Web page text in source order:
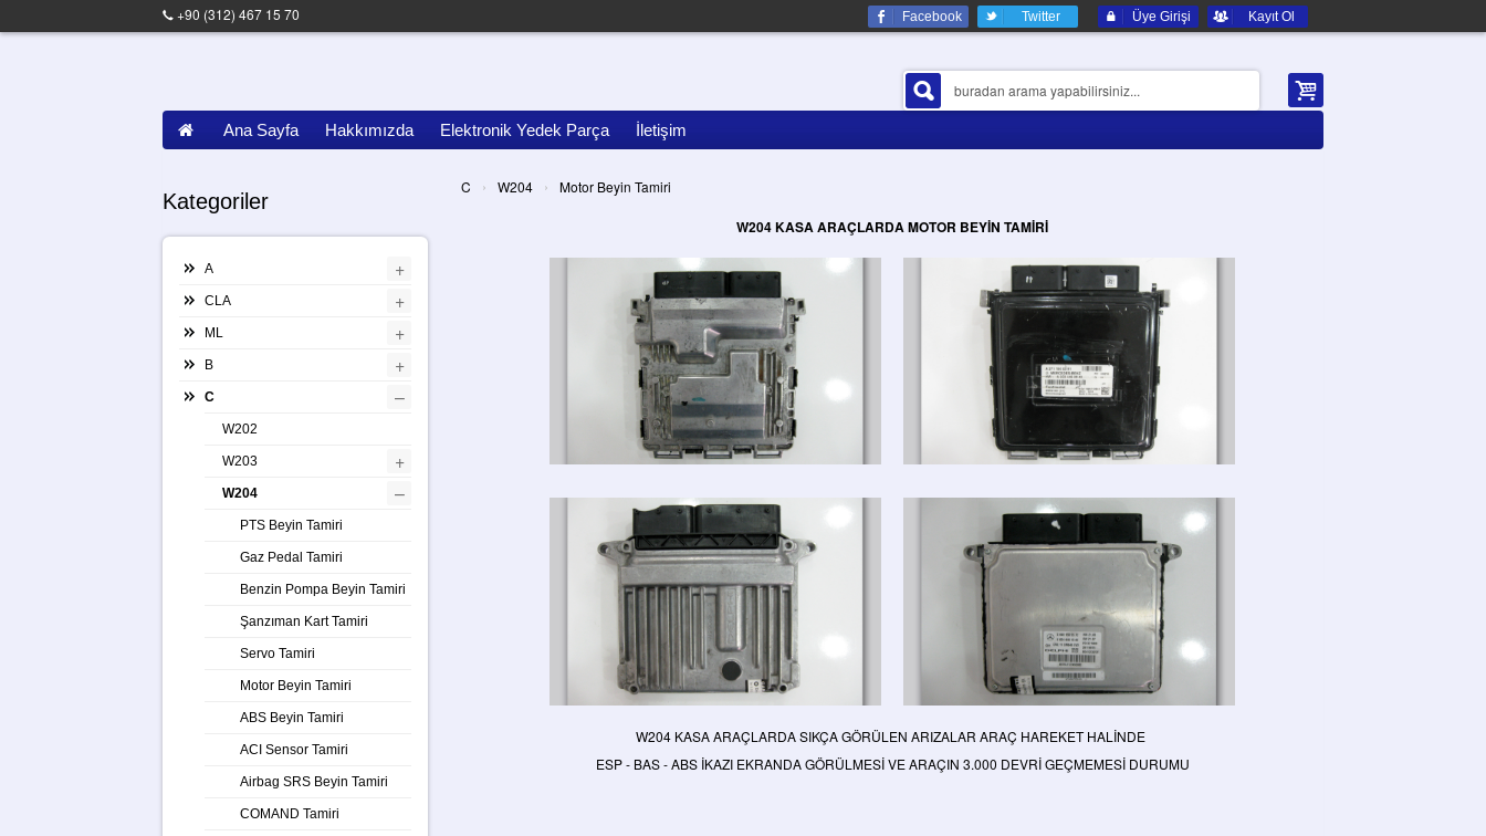
+90 (312) 467 15 70 Facebook Twitter Üye Girişi Kayıt Ol
Ana Sayfa Hakkımızda Elektronik Yedek Parça İletişim
C › W204 › Motor Beyin Tamiri
W204 KASA ARAÇLARDA MOTOR BEYİN TAMİRİ
W204 KASA ARAÇLARDA SIKÇA GÖRÜLEN ARIZALAR ARAÇ HAREKET HALİNDE
ESP - BAS - ABS İKAZI EKRANDA GÖRÜLMESİ VE ARAÇIN 3.000 DEVRİ GEÇMEMESİ DURUMU
Kategoriler
A +
CLA +
ML +
B +
C –
W202
W203 +
W204 –
PTS Beyin Tamiri
Gaz Pedal Tamiri
Benzin Pompa Beyin Tamiri
Şanzıman Kart Tamiri
Servo Tamiri
Motor Beyin Tamiri
ABS Beyin Tamiri
ACI Sensor Tamiri
Airbag SRS Beyin Tamiri
COMAND Tamiri